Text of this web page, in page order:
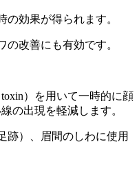
効果が得られます。
改善にも有効です。
）を用いて一時的に顔
の出現を軽減します。
跡）、眉間のしわに使用